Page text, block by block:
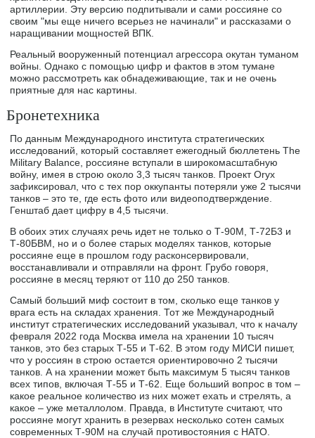
артиллерии. Эту версию подпитывали и сами россияне со
своим "мы еще ничего всерьез не начинали" и рассказами о
наращивании мощностей ВПК.
Реальный вооруженный потенциал агрессора окутан туманом
войны. Однако с помощью цифр и фактов в этом тумане
можно рассмотреть как обнадеживающие, так и не очень
приятные для нас картины.
Бронетехника
По данным Международного института стратегических
исследований, который составляет ежегодный бюллетень The
Military Balance, россияне вступали в широкомасштабную
войну, имея в строю около 3,3 тысяч танков. Проект Oryx
зафиксировал, что с тех пор оккупанты потеряли уже 2 тысячи
танков – это те, где есть фото или видеоподтверждение.
Генштаб дает цифру в 4,5 тысячи.
В обоих этих случаях речь идет не только о Т-90М, Т-72Б3 и
Т-80БВМ, но и о более старых моделях танков, которые
россияне еще в прошлом году расконсервировали,
восстанавливали и отправляли на фронт. Грубо говоря,
россияне в месяц теряют от 110 до 250 танков.
Самый больший миф состоит в том, сколько еще танков у
врага есть на складах хранения. Тот же Международный
институт стратегических исследований указывал, что к началу
февраля 2022 года Москва имела на хранении 10 тысяч
танков, это без старых Т-55 и Т-62. В этом году МИСИ пишет,
что у россиян в строю остается ориентировочно 2 тысячи
танков. А на хранении может быть максимум 5 тысяч танков
всех типов, включая Т-55 и Т-62. Еще больший вопрос в том –
какое реальное количество из них может ехать и стрелять, а
какое – уже металлолом. Правда, в Институте считают, что
россияне могут хранить в резервах несколько сотен самых
современных Т-90М на случай противостояния с НАТО.